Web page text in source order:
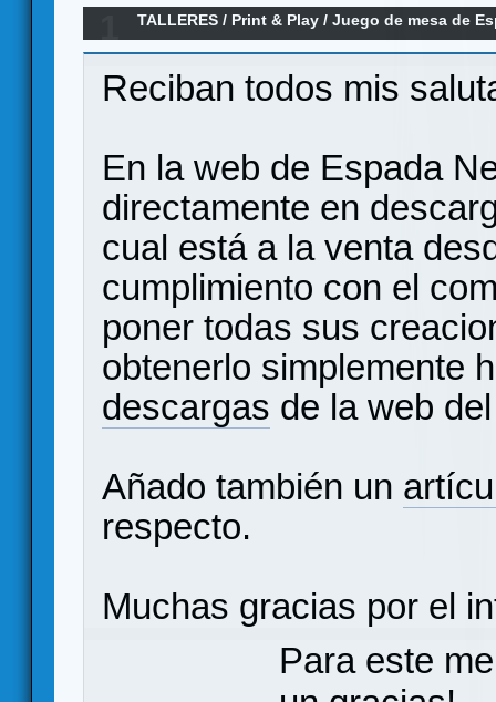
TALLERES / Print & Play /Juego de mesa de
Reciban todos mis
En la web de Espada
directamente en
cual está a la venta
cumplimiento con el
poner todas sus
obtenerlo simplemente
descargas de la web
Añado también un
respecto.
Muchas gracias por el
Para este